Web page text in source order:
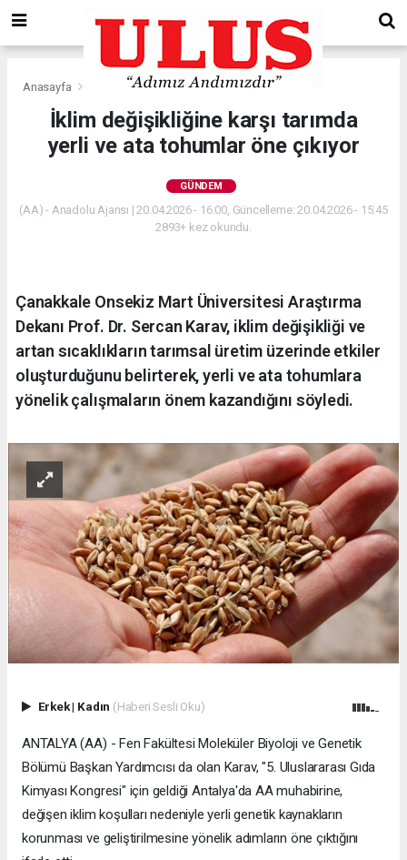
Anasayfa Gündem
İklim değişikliğine karşı tarımda
yerli ve ata tohumlar öne çıkıyor
GÜNDEM
(AA) - Anadolu Ajansı | 20.04.2026 - 16:00, Güncelleme: 20.04.2026 - 15:45
2893+ kez okundu.
Çanakkale Onsekiz Mart Üniversitesi Araştırma
Dekanı Prof. Dr. Sercan Karav, iklim değişikliği ve
artan sıcaklıkların tarımsal üretim üzerinde etkiler
oluşturduğunu belirterek, yerli ve ata tohumlara
yönelik çalışmaların önem kazandığını söyledi.
Erkek| Kadın (Haberi Sesli Oku)
ANTALYA (AA) - Fen Fakültesi Moleküler Biyoloji ve Genetik
Bölümü Başkan Yardımcısı da olan Karav, "5. Uluslararası Gıda
Kimyası Kongresi" için geldiği Antalya'da AA muhabirine,
değişen iklim koşulları nedeniyle yerli genetik kaynakların
korunması ve geliştirilmesine yönelik adımların öne çıktığını